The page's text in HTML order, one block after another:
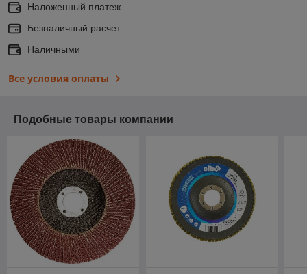
Наложенный платеж
Безналичный расчет
Наличными
Все условия оплаты
Подобные товары компании